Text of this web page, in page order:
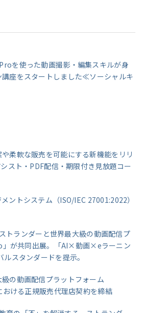
を使った動画撮影・編集スキルが身
講座をスタートしました≪ソーシャルキ
柔軟な販売を可能にする新機能をリリ
スト・PDF配信・期限付き見放題コー
ントシステム（ISO/IEC 27001:2022）
トランダーと世界最大級の動画配信プ
」が共同出展。「AI×動画×eラーニン
スタンダードを提示。
の動画配信プラットフォーム
おける正規販売代理店契約を締結